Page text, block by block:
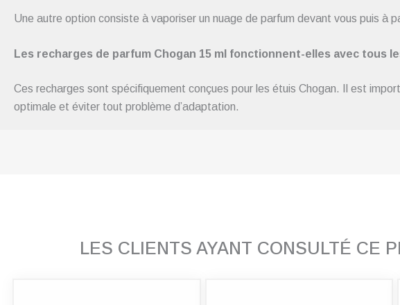
Une autre option consiste à vaporiser un nuage de parfum devant vous puis à
Les recharges de parfum Chogan 15 ml fonctionnent-elles avec tous
Ces recharges sont spécifiquement conçues pour les étuis Chogan. Il est
optimale et éviter tout problème d’adaptation.
LES CLIENTS AYANT CONSULTÉ CE